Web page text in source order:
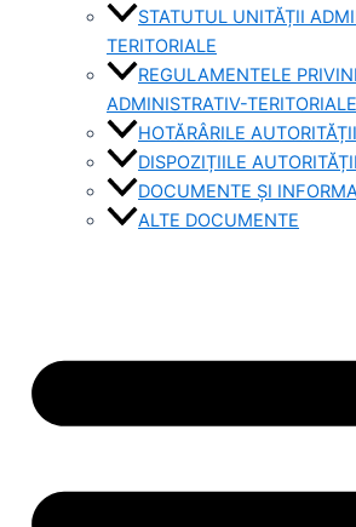
STATUTUL UNITĂȚII
TERITORIALE
REGULAMENTELE
ADMINISTRATIV-TERITORIALE
HOTĂRÂRILE
DISPOZIȚIILE
DOCUMENTE ȘI
ALTE DOCUMENTE